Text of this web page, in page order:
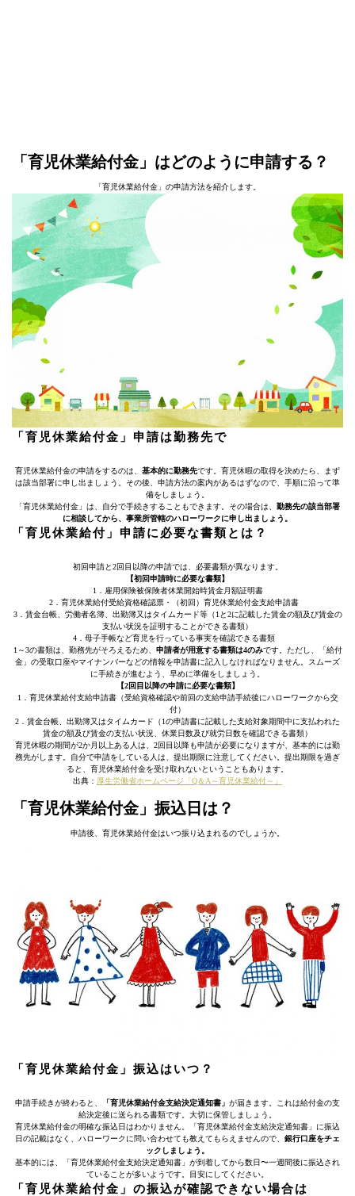
「育児休業給付金」はどのように申請する？
「育児休業給付金」の申請方法を紹介します。
「育児休業給付金」申請は勤務先で
育児休業給付金の申請をするのは、 基本的に勤務先です。育児休暇の取得を決めたら、まず
は該当部署に申し出ましょう。その後、申請方法の案内があるはずなので、手順に沿って準
備をしましょう。
「育児休業給付金」は、自分で手続きすることもできます。その場合は、 勤務先の該当部署
に相談してから、事業所管轄のハローワークに申し出ましょう。
「育児休業給付」申請に必要な書類とは？
初回申請と2回目以降の申請では、必要書類が異なります。
【初回申請時に必要な書類】
1．雇用保険被保険者休業開始時賃金月額証明書
2．育児休業給付受給資格確認票・（初回）育児休業給付金支給申請書
3．賃金台帳、労働者名簿、出勤簿又はタイムカード等（1と2に記載した賃金の額及び賃金の
支払い状況を証明することができる書類）
4．母子手帳など育児を行っている事実を確認できる書類
1～3の書類は、勤務先がそろえるため、 申請者が用意する書類は4のみです。ただし、「給付
金」の受取口座やマイナンバーなどの情報を申請書に記入しなければなりません。スムーズ
に手続きが進むよう、早めに準備をしましょう。
【2回目以降の申請に必要な書類】
1．育児休業給付支給申請書（受給資格確認や前回の支給申請手続後にハローワークから交
付）
2．賃金台帳、出勤簿又はタイムカード（1の申請書に記載した支給対象期間中に支払われた
賃金の額及び賃金の支払い状況、休業日数及び就労日数を確認できる書類）
育児休暇の期間が2か月以上ある人は、2回目以降も申請が必要になりますが、基本的には勤
務先がします。自分で申請をしている人は、提出期限に注意してください。提出期限を過ぎ
ると、育児休業給付金を受け取れないということもあります。
出典： 厚生労働省ホームページ「Q＆A～育児休業給付～」
「育児休業給付金」振込日は？
申請後、育児休業給付金はいつ振り込まれるのでしょうか。
「育児休業給付金」振込はいつ？
申請手続きが終わると、 「育児休業給付金支給決定通知書」 が届きます。これは給付金の支
給決定後に送られる書類です。大切に保管しましょう。
育児休業給付金の明確な振込日はわかりません。「育児休業給付金支給決定通知書」に振込
日の記載はなく、ハローワークに問い合わせても教えてもらえませんので、 銀行口座をチェ
ックしましょう。
基本的には、「育児休業給付金支給決定通知書」が到着してから数日〜一週間後に振込され
ていることが多いようです。目安にしてください。
「育児休業給付金」の振込が確認できない場合は